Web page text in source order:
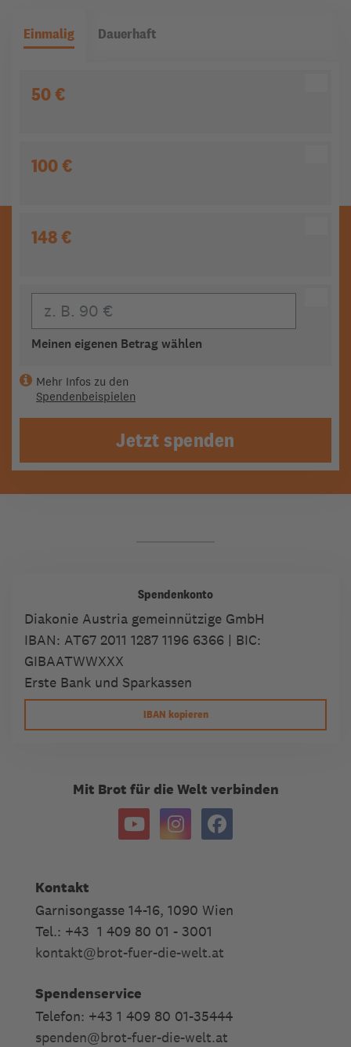
Einmalig Dauerhaft
50 €
100 €
148 €
Meinen eigenen Betrag wählen
Mehr Infos zu den
Spendenbeispielen
Jetzt spenden
Spendenkonto
Diakonie Austria gemeinnützige GmbH
IBAN: AT67 2011 1287 1196 6366 | BIC:
GIBAATWWXXX
Erste Bank und Sparkassen
IBAN kopieren
Mit Brot für die Welt verbinden
Kontakt
Garnisongasse 14-16, 1090 Wien
Tel.: +43 1 409 80 01 - 3001
kontakt@brot-fuer-die-welt.at
Spendenservice
Telefon: +43 1 409 80 01-35444
spenden@brot-fuer-die-welt.at